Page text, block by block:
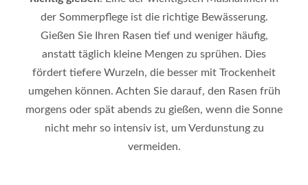
der Sommerpflege ist die richtige Bewässerung.
Gießen Sie Ihren Rasen tief und weniger häufig,
anstatt täglich kleine Mengen zu sprühen. Dies
fördert tiefere Wurzeln, die besser mit Trockenheit
umgehen können. Achten Sie darauf, den Rasen früh
morgens oder spät abends zu gießen, wenn die Sonne
nicht mehr so intensiv ist, um Verdunstung zu
vermeiden.